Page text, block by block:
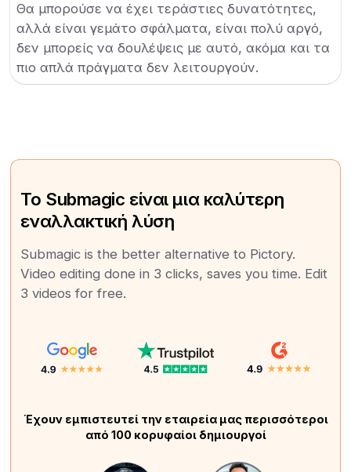
Θα μπορούσε να έχει τεράστιες δυνατότητες,
αλλά είναι γεμάτο σφάλματα, είναι πολύ αργό,
δεν μπορείς να δουλέψεις με αυτό, ακόμα και τα
πιο απλά πράγματα δεν λειτουργούν.
Το Submagic είναι μια καλύτερη
εναλλακτική λύση
Submagic is the better alternative to Pictory.
Video editing done in 3 clicks, saves you time. Edit
3 videos for free.
Έχουν εμπιστευτεί την εταιρεία μας περισσότεροι
από 100 κορυφαίοι δημιουργοί